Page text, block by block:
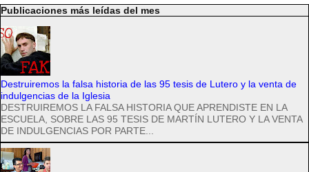
Publicaciones más leídas del mes
Destruiremos la falsa historia de las 95 tesis de Lutero y la venta de
indulgencias de la Iglesia
DESTRUIREMOS LA FALSA HISTORIA QUE APRENDISTE EN LA
ESCUELA, SOBRE LAS 95 TESIS DE MARTÍN LUTERO Y LA VENTA
DE INDULGENCIAS POR PARTE...